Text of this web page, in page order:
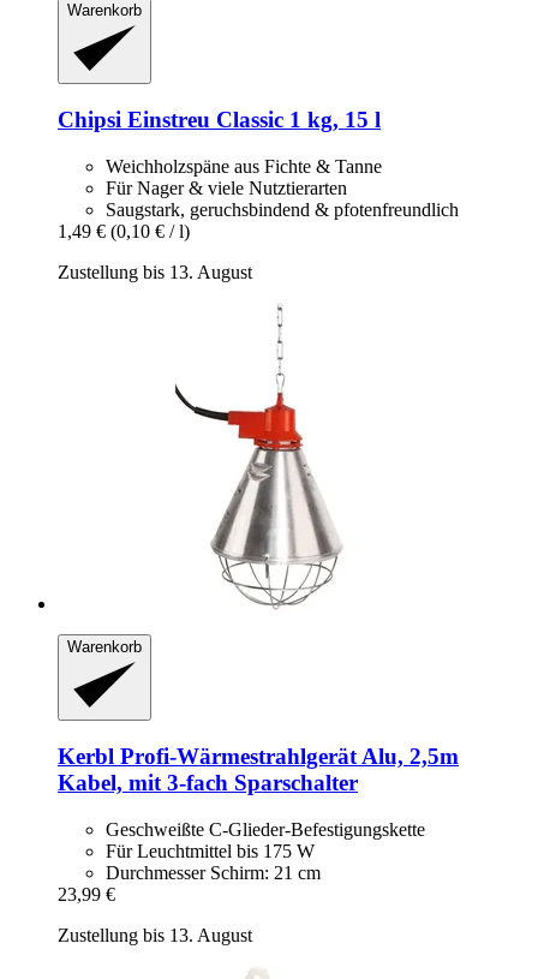
Warenkorb
Chipsi Einstreu Classic 1 kg, 15 l
Weichholzspäne aus Fichte & Tanne
Für Nager & viele Nutztierarten
Saugstark, geruchsbindend & pfotenfreundlich
1,49 € (0,10 € / l)
Zustellung bis 13. August
Warenkorb
Kerbl Profi-​Wärmestrahlgerät Alu, 2,5m
Kabel, mit 3-​fach Sparschalter
Geschweißte C-Glieder-Befestigungskette
Für Leuchtmittel bis 175 W
Durchmesser Schirm: 21 cm
23,99 €
Zustellung bis 13. August